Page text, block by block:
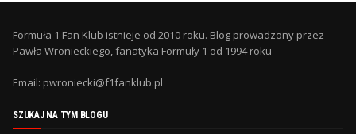
Formuła 1 Fan Klub istnieje od 2010 roku. Blog prowadzony przez
Pawła Wronieckiego, fanatyka Formuły 1 od 1994 roku
Email: pwroniecki@f1fanklub.pl
SZUKAJ NA TYM BLOGU